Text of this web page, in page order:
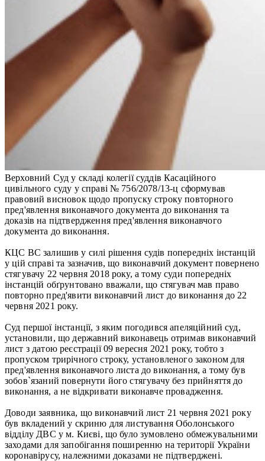
Верховний Суд у складі колегії суддів Касаційного
цивільного суду у справі № 756/2078/13-ц сформував
правовий висновок щодо пропуску строку повторного
пред'явлення виконавчого документа до виконання та
доказів на підтвердження пред'явлення виконавчого
документа до виконання.
КЦС ВС залишив у силі рішення судів попередніх інстанцій
у цій справі та зазначив, що виконавчий документ повернено
стягувачу 22 червня 2018 року, а тому суди попередніх
інстанцій обґрунтовано вважали, що стягувач мав право
повторно пред'явити виконавчий лист до виконання до 22
червня 2021 року.
Суд першої інстанції, з яким погодився апеляційний суд,
установили, що державний виконавець отримав виконавчий
лист з датою реєстрації 09 вересня 2021 року, тобто з
пропуском трирічного строку, установленого законом для
пред'явлення виконавчого листа до виконання, а тому був
зобов`язаний повернути його стягувачу без прийняття до
виконання, а не відкривати виконавче провадження.
Доводи заявника, що виконавчий лист 21 червня 2021 року
був вкладений у скриню для листування Оболонського
відділу ДВС у м. Києві, що було зумовлено обмежувальними
заходами для запобігання поширенню на території України
коронавірусу, належними доказами не підтверджені.